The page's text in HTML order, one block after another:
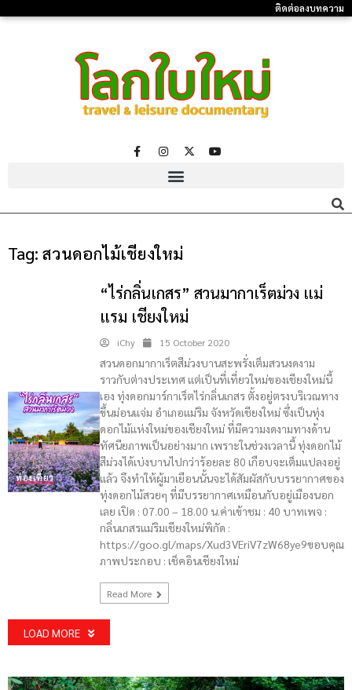
ติดต่อลงบทความ
Tag: สวนดอกไม้เชียงใหม่
ท่องเที่ยว
“ไร่กลิ่นเกสร” สวนมากาเร็ตม่วง แม่
แรม เชียงใหม่
iChy 15 October 2020
สวนดอกมากาเร็ตสีม่วงบานสะพรั่งเต็มสวนงดงาม
ราวกับต่างประเทศ แต่เป็นที่เที่ยวใหม่ของเชียงใหม่นี้
เอง ทุ่งดอกมาร์กาเร็ตไร่กลิ่นเกสร ตั้งอยู่ตรงบริเวณทาง
ขึ้นม่อนแจ่ม อำเภอแม่ริม จังหวัดเชียงใหม่ ซึ่งเป็นทุ่ง
ดอกไม้แห่งใหม่ของเชียงใหม่ ที่มีความงดงามทางด้าน
ทัศนียภาพเป็นอย่างมาก เพราะในช่วงเวลานี้ ทุ่งดอกไม้
สีม่วงได้เบ่งบานไปกว่าร้อยละ 80 เกือบจะเต็มแปลงอยู่
แล้ว จึงทำให้ผู้มาเยือนนั้นจะได้สัมผัสกับบรรยากาศของ
ทุ่งดอกไม้สวยๆ ที่มีบรรยากาศเหมือนกับอยู่เมืองนอก
เลย เปิด : 07.00 – 18.00 น.ค่าเข้าชม : 40 บาทเพจ :
กลิ่นเกสรแม่ริมเชียงใหม่พิกัด :
https://goo.gl/maps/Xud3VEriV7zW68ye9ขอบคุณ
ภาพประกอบ : เช็คอินเชียงใหม่
Read More
LOAD MORE